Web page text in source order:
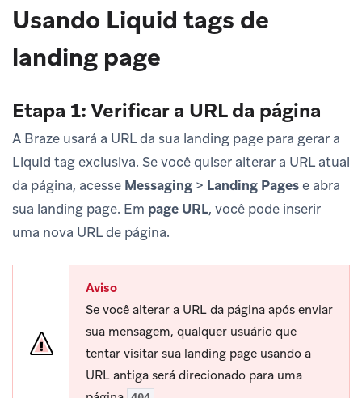
Usando Liquid tags de
landing page
Etapa 1: Verificar a URL da página
A Braze usará a URL da sua landing page para gerar a
Liquid tag exclusiva. Se você quiser alterar a URL atual
da página, acesse Messaging > Landing Pagese abra
sua landing page. Em page URL, você pode inserir
uma nova URL de página.
Aviso
Se você alterar a URL da página após enviar
sua mensagem, qualquer usuário que
tentar visitar sua landing page usando a
URL antiga será direcionado para uma